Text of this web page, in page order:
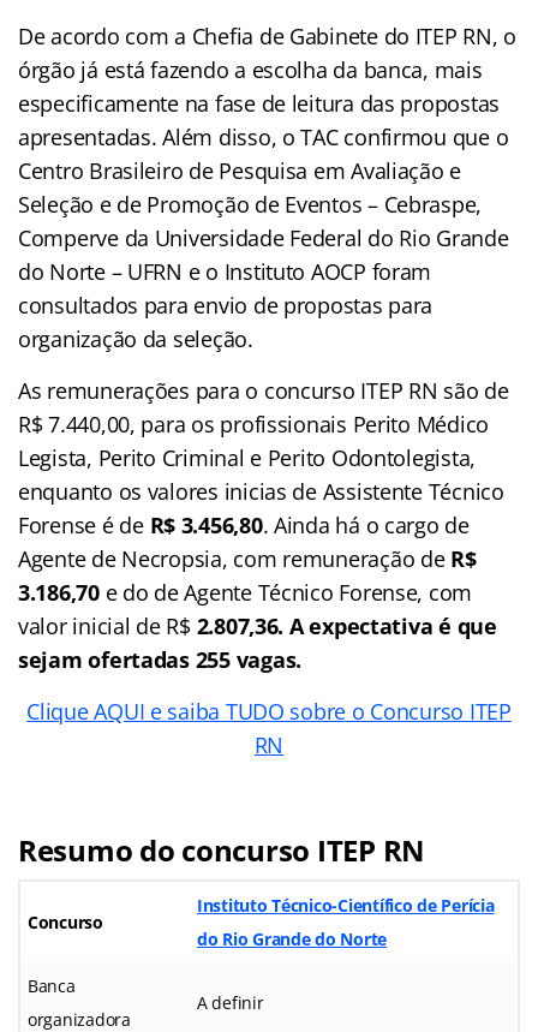
De acordo com a Chefia de Gabinete do ITEP RN, o
órgão já está fazendo a escolha da banca, mais
especificamente na fase de leitura das propostas
apresentadas. Além disso, o TAC confirmou que o
Centro Brasileiro de Pesquisa em Avaliação e
Seleção e de Promoção de Eventos – Cebraspe,
Comperve da Universidade Federal do Rio Grande
do Norte – UFRN e o Instituto AOCP foram
consultados para envio de propostas para
organização da seleção.
As remunerações para o concurso ITEP RN são de
R$ 7.440,00, para os profissionais Perito Médico
Legista, Perito Criminal e Perito Odontolegista,
enquanto os valores inicias de Assistente Técnico
Forense é de R$ 3.456,80. Ainda há o cargo de
Agente de Necropsia, com remuneração de R$
3.186,70e do de Agente Técnico Forense, com
valor inicial de R$ 2.807,36. A expectativa é que
sejam ofertadas 255 vagas.
Clique AQUI e saiba TUDO sobre o Concurso ITEP
RN
Resumo do concurso ITEP RN
Concurso
Instituto Técnico-Científico de Perícia
do Rio Grande do Norte
Banca
organizadora
A definir